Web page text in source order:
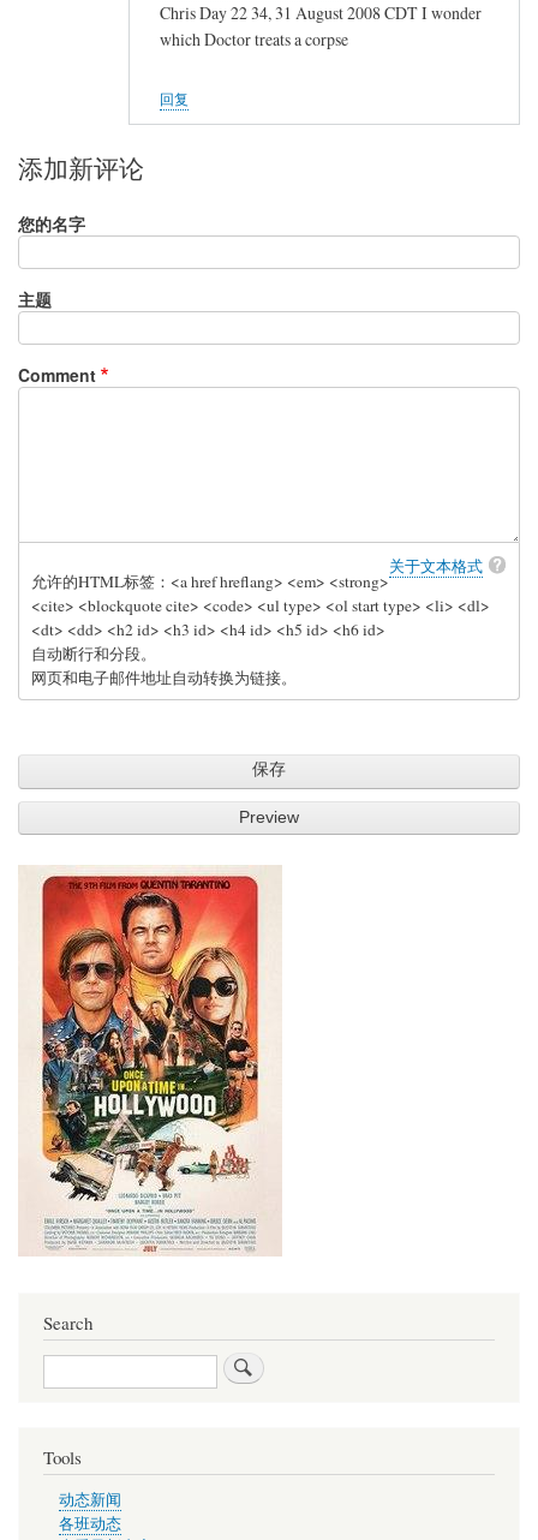
Chris Day 22 34, 31 August 2008 CDT I wonder
which Doctor treats a corpse
回复
添加新评论
您的名字
主题
Comment
关于文本格式
允许的HTML标签：<a href hreflang> <em> <strong>
<cite> <blockquote cite> <code> <ul type> <ol start type> <li> <dl>
<dt> <dd> <h2 id> <h3 id> <h4 id> <h5 id> <h6 id>
自动断行和分段。
网页和电子邮件地址自动转换为链接。
Search
Search
Tools
动态新闻
各班动态